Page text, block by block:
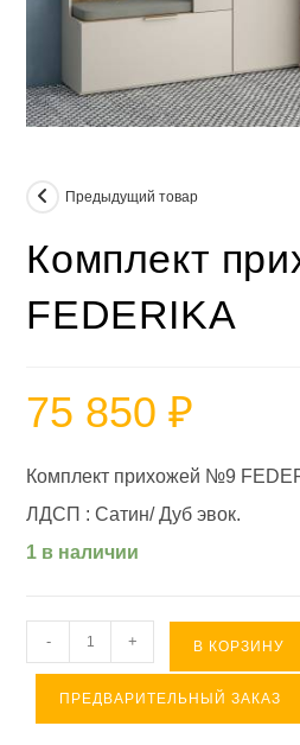
Предыдущий товар
Комплект
FEDERIKA
75 850₽
Комплект прихожей №9
ЛДСП : Сатин/ Дуб эвок.
1 в наличии
Количество
товара
Комплект
- + В КОРЗИНУ
ПРЕДВАРИТЕЛЬНЫЙ ЗАКАЗ